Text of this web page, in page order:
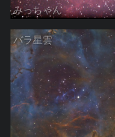
みっちゃん
バラ星雲